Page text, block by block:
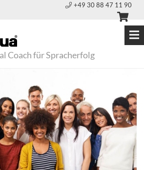
+49 30 88 47 11 90
Coach für Spracherfolg